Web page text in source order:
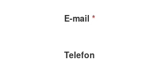
E-mail *
Telefon